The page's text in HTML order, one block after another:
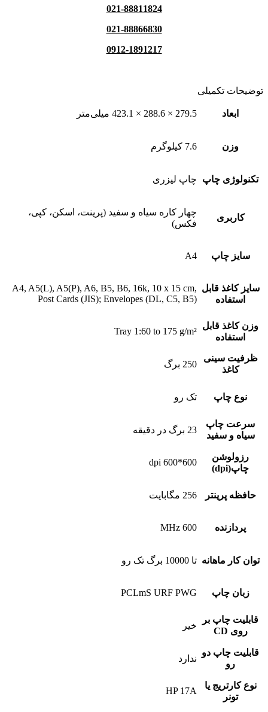
021-88811824
021-88866830
0912-1891217
توضیحات تکمیلی
ابعاد 279.5 × 288.6 × 423.1 میلی‌متر
وزن 7.6 کیلوگرم
تکنولوژی چاپ چاپ لیزری
کاربری
چهار کاره سیاه و سفید (پرینت، اسکن، کپی،
فکس)
سایز چاپ A4
سایز کاغذ قابل
استفاده
A4, A5(L), A5(P), A6, B5, B6, 16k, 10 x 15 cm,
Post Cards (JIS); Envelopes (DL, C5, B5)
وزن کاغذ قابل
استفاده
Tray 1:60 to 175 g/m²
ظرفیت سینی
کاغذ
250 برگ
نوع چاپ تک رو
سرعت چاپ
سیاه و سفید
23 برگ در دقیقه
رزولوشن
چاپ(dpi)
600*600 dpi
حافظه پرینتر 256 مگابایت
پردازنده 600 MHz
توان کار ماهانه تا 10000 برگ تک رو
زبان چاپ PCLmS URF PWG
قابلیت چاپ بر
روی CD
خیر
قابلیت چاپ دو
رو
ندارد
نوع کارتریج یا
تونر
HP 17A